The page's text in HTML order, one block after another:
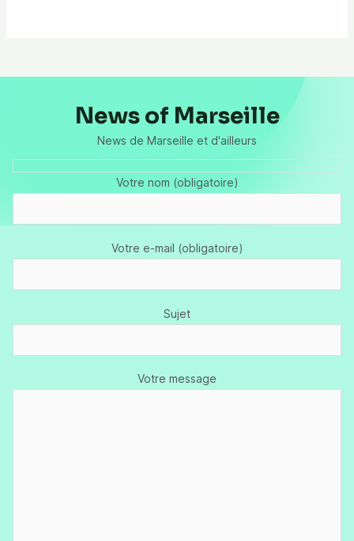
News of Marseille
News de Marseille et d'ailleurs
Votre nom (obligatoire)
Votre e-mail (obligatoire)
Sujet
Votre message